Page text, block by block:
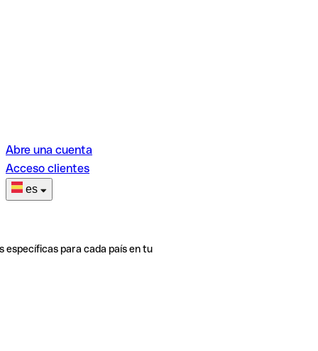
Abre una cuenta
Acceso clientes
es
específicas para cada país en tu